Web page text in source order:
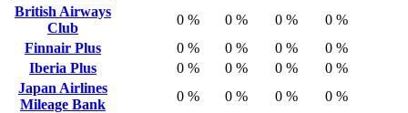
British Airways
Club
0 % 0 % 0 %
0 %
Finnair Plus
0 % 0 % 0 %
0 %
Iberia Plus
0 % 0 % 0 %
0 %
Japan Airlines
Mileage Bank
0 % 0 % 0 %
0 %